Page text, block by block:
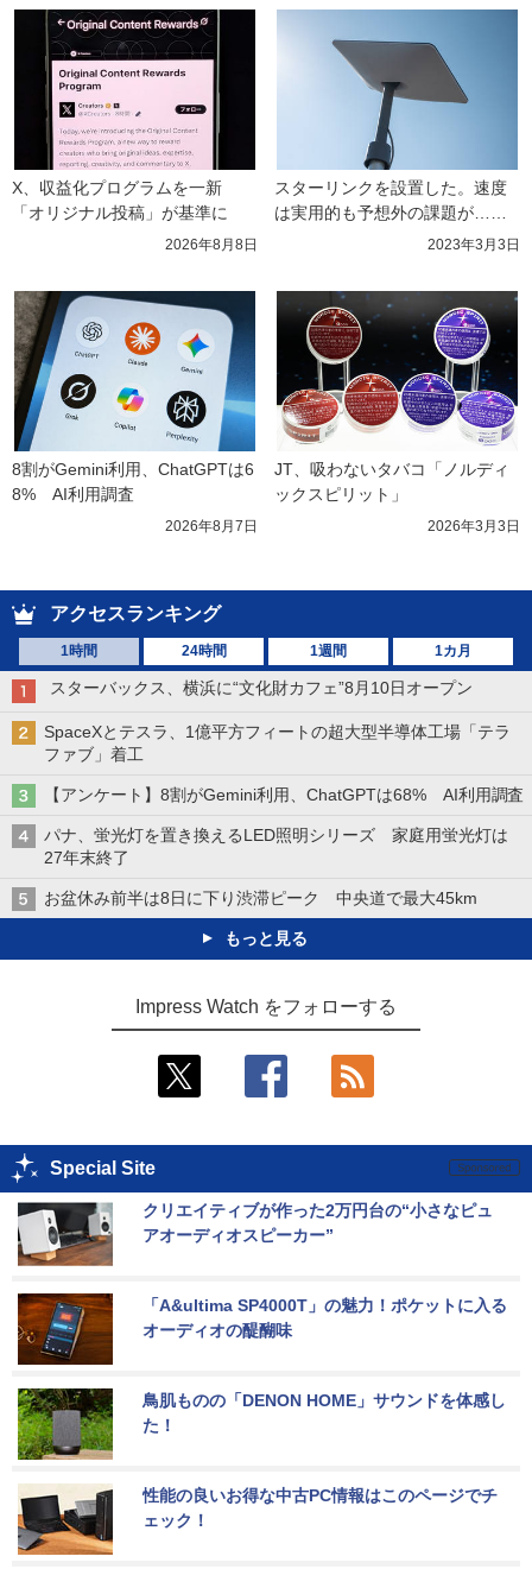
X、収益化プログラムを一新
「オリジナル投稿」が基準に
2026年8月8日
スターリンクを設置した。速度
は実用的も予想外の課題が……
2023年3月3日
8割がGemini利用、ChatGPTは6
8%　AI利用調査
2026年8月7日
JT、吸わないタバコ「ノルディ
ックスピリット」
2026年3月3日
アクセスランキング
1時間 24時間 1週間 1カ月
スターバックス、横浜に“文化財カフェ”8月10日オープン
SpaceXとテスラ、1億平方フィートの超大型半導体工場「テラ
ファブ」着工
【アンケート】8割がGemini利用、ChatGPTは68% AI利用調査
パナ、蛍光灯を置き換えるLED照明シリーズ 家庭用蛍光灯は
27年末終了
お盆休み前半は8日に下り渋滞ピーク 中央道で最大45km
もっと見る
Impress Watch をフォローする
Special Site
クリエイティブが作った2万円台の“小さなピュ
アオーディオスピーカー”
「A&ultima SP4000T」の魅力！ポケットに入る
オーディオの醍醐味
鳥肌ものの「DENON HOME」サウンドを体感し
た！
性能の良いお得な中古PC情報はこのページでチ
ェック！